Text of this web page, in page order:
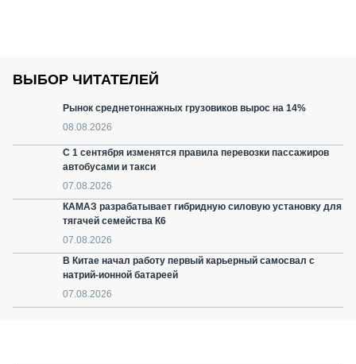
ВЫБОР ЧИТАТЕЛЕЙ
Рынок среднетоннажных грузовиков вырос на 14%
08.08.2026
С 1 сентября изменятся правила перевозки пассажиров
автобусами и такси
07.08.2026
КАМАЗ разрабатывает гибридную силовую установку для
тягачей семейства К6
07.08.2026
В Китае начал работу первый карьерный самосвал с
натрий-ионной батареей
07.08.2026